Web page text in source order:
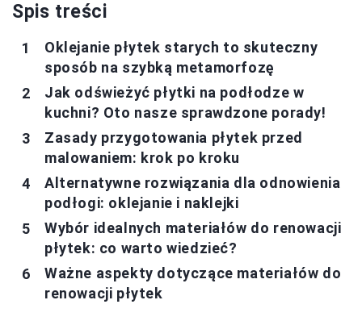
Spis treści
Oklejanie płytek starych to skuteczny
sposób na szybką metamorfozę
Jak odświeżyć płytki na podłodze w
kuchni? Oto nasze sprawdzone porady!
Zasady przygotowania płytek przed
malowaniem: krok po kroku
Alternatywne rozwiązania dla odnowienia
podłogi: oklejanie i naklejki
Wybór idealnych materiałów do renowacji
płytek: co warto wiedzieć?
Ważne aspekty dotyczące materiałów do
renowacji płytek